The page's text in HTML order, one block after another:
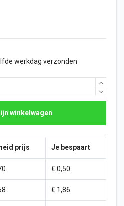
werkdag verzonden
winkelwagen
prijs Je bespaart
€ 0,50
€ 1,86